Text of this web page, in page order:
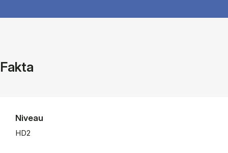
Fakta
Niveau
HD2